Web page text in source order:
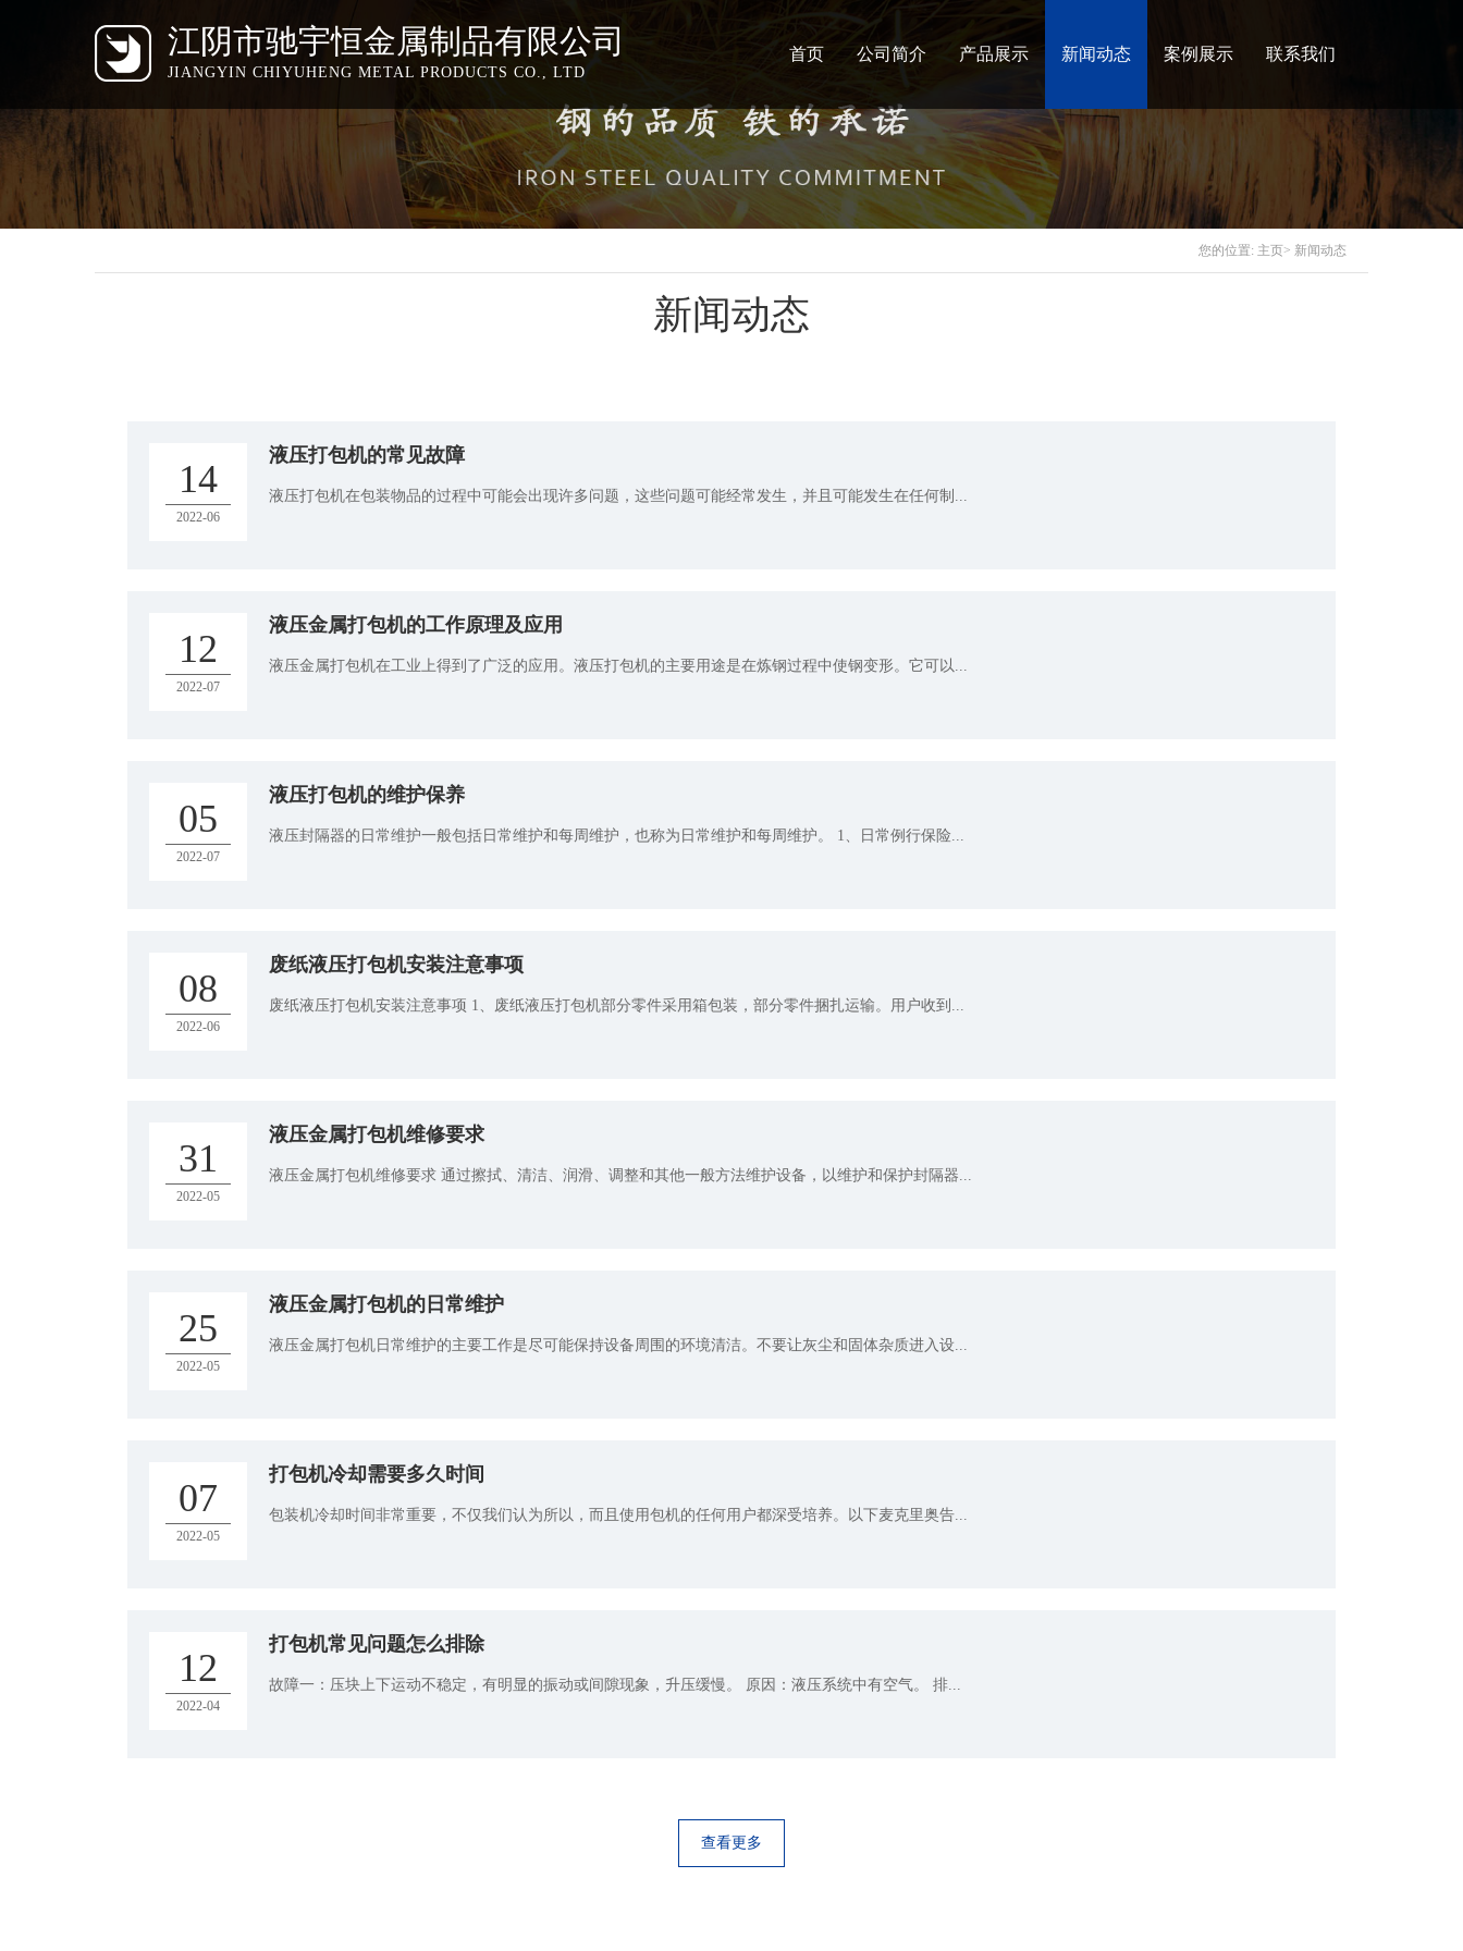
江阴市驰宇恒金属制品有限公司
JIANGYIN CHIYUHENG METAL PRODUCTS CO., LTD
首页 公司简介 产品展示 新闻动态 案例展示 联系我们
您的位置: 主页> 新闻动态
新闻动态
14
2022-06
液压打包机的常见故障
液压打包机在包装物品的过程中可能会出现许多问题，这些问题可能经常发生，并且可能发生在任何制...
12
2022-07
液压金属打包机的工作原理及应用
液压金属打包机在工业上得到了广泛的应用。液压打包机的主要用途是在炼钢过程中使钢变形。它可以...
05
2022-07
液压打包机的维护保养
液压封隔器的日常维护一般包括日常维护和每周维护，也称为日常维护和每周维护。 1、日常例行保险...
08
2022-06
废纸液压打包机安装注意事项
废纸液压打包机安装注意事项 1、废纸液压打包机部分零件采用箱包装，部分零件捆扎运输。用户收到...
31
2022-05
液压金属打包机维修要求
液压金属打包机维修要求 通过擦拭、清洁、润滑、调整和其他一般方法维护设备，以维护和保护封隔器...
25
2022-05
液压金属打包机的日常维护
液压金属打包机日常维护的主要工作是尽可能保持设备周围的环境清洁。不要让灰尘和固体杂质进入设...
07
2022-05
打包机冷却需要多久时间
包装机冷却时间非常重要，不仅我们认为所以，而且使用包机的任何用户都深受培养。以下麦克里奥告...
12
2022-04
打包机常见问题怎么排除
故障一：压块上下运动不稳定，有明显的振动或间隙现象，升压缓慢。 原因：液压系统中有空气。 排...
查看更多